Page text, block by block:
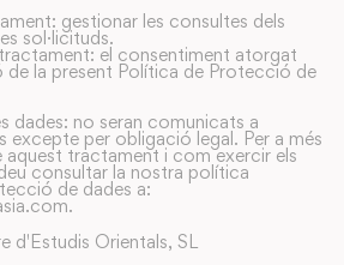
gestionar les consultes dels
sol·licituds.
el consentiment atorgat
la present Política de Protecció de
dades: no seran comunicats a
excepte per obligació legal. Per a més
tractament i com exercir els
consultar la nostra política
de dades a:
d'Estudis Orientals, SL